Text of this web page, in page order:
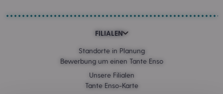
FILIALEN
Standorte in Planung
Bewerbung um einen Tante Enso
Unsere Filialen
Tante Enso-Karte